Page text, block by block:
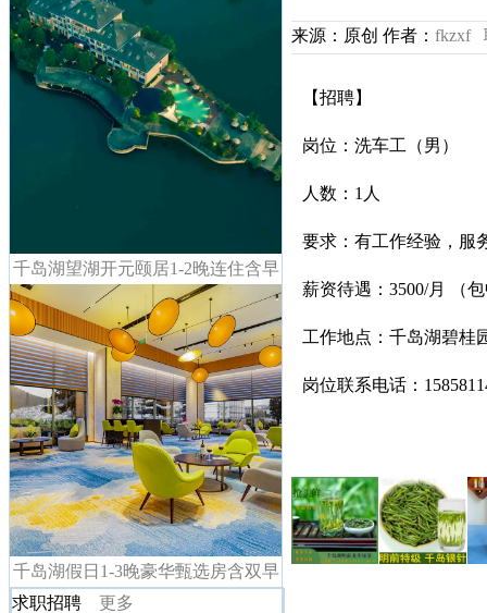
千岛湖望湖开元颐居1-2晚连住含早
千岛湖假日1-3晚豪华甄选房含双早
求职招聘 更多
来源：原创 作者： fkzxf
【招聘】
岗位：洗车工（男）
人数：1人
要求：有工作经验，服
薪资待遇：3500/月 （
工作地点：千岛湖碧桂
岗位联系电话：